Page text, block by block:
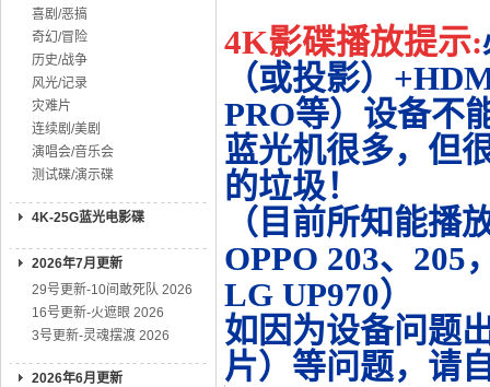
喜剧/恶搞
奇幻/冒险
历史/战争
风光/记录
灾难片
连续剧/美剧
演唱会/音乐会
测试碟/演示碟
4K-25G蓝光电影碟
2026年7月更新
29号更新-10间敢死队 2026
16号更新-火遮眼 2026
3号更新-灵魂摆渡 2026
2026年6月更新
4K影碟播放提示:
（或投影）
PRO等）设备不
蓝光机很多，但
的垃圾！
（目前所知能播
OPPO 203、205
LG UP970）
如因为设备问题
片）等问题，请